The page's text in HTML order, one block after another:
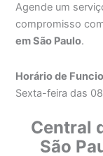
Agende um
compromisso
em São Paulo.
Horário de
Sexta-feira das
Central
São